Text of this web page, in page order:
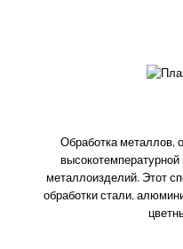
Обработка металлов,
металлоизделий. Этот
обработки стали,